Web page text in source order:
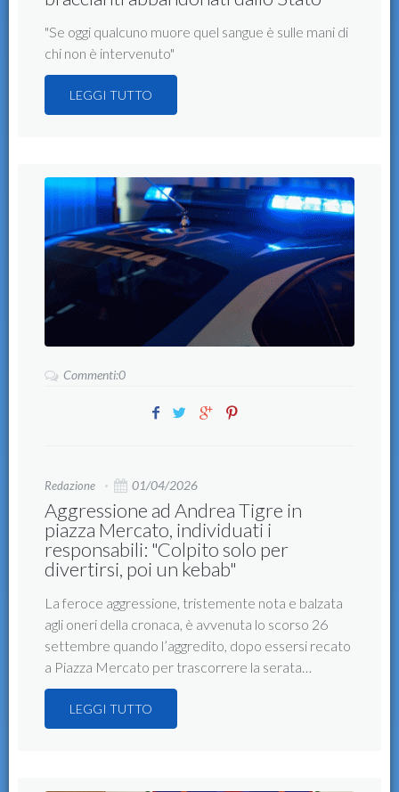
"Se oggi qualcuno muore quel sangue è sulle mani di
chi non è intervenuto"
LEGGI TUTTO
Commenti:0
Redazione 01/04/2026
Aggressione ad Andrea Tigre in
piazza Mercato, individuati i
responsabili: "Colpito solo per
divertirsi, poi un kebab"
La feroce aggressione, tristemente nota e balzata
agli oneri della cronaca, è avvenuta lo scorso 26
settembre quando l’aggredito, dopo essersi recato
a Piazza Mercato per trascorrere la serata…
LEGGI TUTTO